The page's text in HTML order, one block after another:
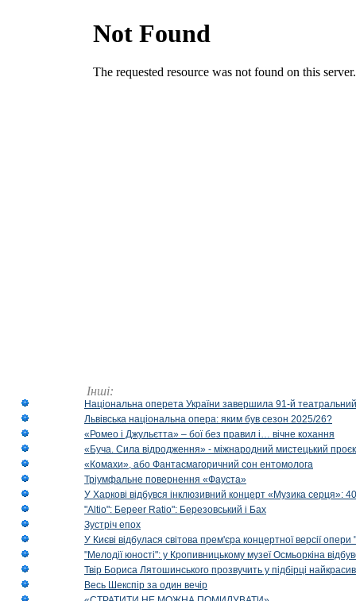
Інші:
Національна оперета України завершила 91-й
Львівська національна опера: яким був сезон 2025/26?
«Ромео і Джульєтта» – бої без правил і… вічне кохання
«Буча. Сила відродження» - міжнародний мистецький
«Комахи», або Фантасмагоричний сон ентомолога
Тріумфальне повернення «Фауста»
У Харкові відбувся інклюзивний концерт «Музика серця»:
"Altio": Береer Ratio": Березовський і Бах
Зустріч епох
У Києві відбулася світова прем'єра концертної версії
"Мелодії юності": у Кропивницькому музеї Осмьоркіна
Твір Бориса Лятошинського прозвучить у підбірці
Весь Шекспір за один вечір